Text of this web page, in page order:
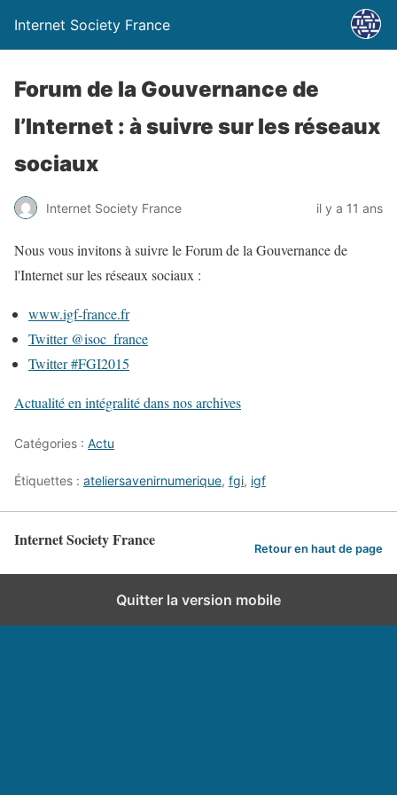
Internet Society France
Forum de la Gouvernance de
l’Internet : à suivre sur les réseaux
sociaux
Internet Society France il y a 11 ans
Nous vous invitons à suivre le Forum de la Gouvernance de
l'Internet sur les réseaux sociaux :
www.igf-france.fr
Twitter @isoc_france
Twitter #FGI2015
Actualité en intégralité dans nos archives
Catégories : Actu
Étiquettes : ateliersavenirnumerique, fgi, igf
Internet Society France Retour en haut de page
Quitter la version mobile